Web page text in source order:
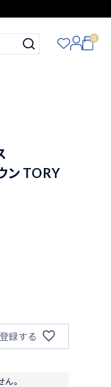
0
ン TORY
録する
。